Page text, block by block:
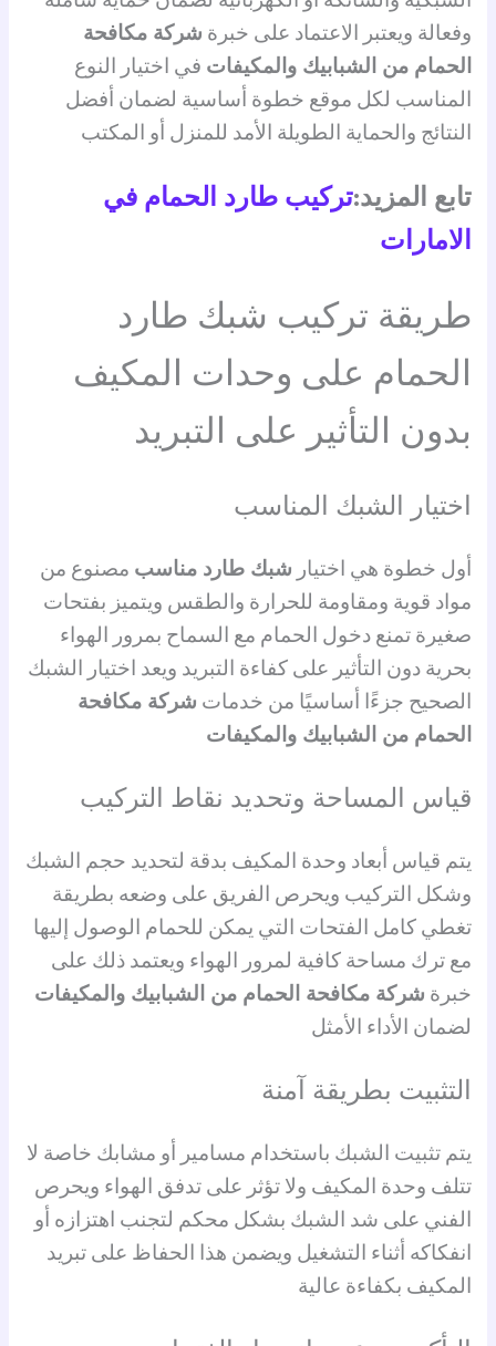
وفعالة ويعتبر الاعتماد على خبرة شركة مكافحة
الحمام من الشبابيك والمكيفات في اختيار النوع
المناسب لكل موقع خطوة أساسية لضمان أفضل
النتائج والحماية الطويلة الأمد للمنزل أو المكتب
تابع المزيد:تركيب طارد الحمام في
الامارات
طريقة تركيب شبك طارد
الحمام على وحدات المكيف
بدون التأثير على التبريد
اختيار الشبك المناسب
أول خطوة هي اختيار شبك طارد مناسب مصنوع من
مواد قوية ومقاومة للحرارة والطقس ويتميز بفتحات
صغيرة تمنع دخول الحمام مع السماح بمرور الهواء
بحرية دون التأثير على كفاءة التبريد ويعد اختيار الشبك
الصحيح جزءًا أساسيًا من خدمات شركة مكافحة
الحمام من الشبابيك والمكيفات
قياس المساحة وتحديد نقاط التركيب
يتم قياس أبعاد وحدة المكيف بدقة لتحديد حجم الشبك
وشكل التركيب ويحرص الفريق على وضعه بطريقة
تغطي كامل الفتحات التي يمكن للحمام الوصول إليها
مع ترك مساحة كافية لمرور الهواء ويعتمد ذلك على
خبرة شركة مكافحة الحمام من الشبابيك والمكيفات
لضمان الأداء الأمثل
التثبيت بطريقة آمنة
يتم تثبيت الشبك باستخدام مسامير أو مشابك خاصة لا
تتلف وحدة المكيف ولا تؤثر على تدفق الهواء ويحرص
الفني على شد الشبك بشكل محكم لتجنب اهتزازه أو
انفكاكه أثناء التشغيل ويضمن هذا الحفاظ على تبريد
المكيف بكفاءة عالية